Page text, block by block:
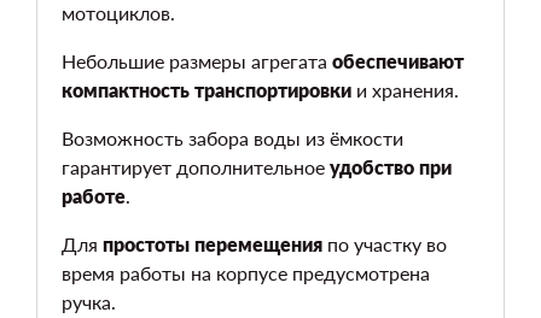
мотоциклов.
Небольшие размеры агрегата обеспечивают
компактность транспортировки и хранения.
Возможность забора воды из ёмкости
гарантирует дополнительное удобство при
работе.
Для простоты перемещения по участку во
время работы на корпусе предусмотрена
ручка.